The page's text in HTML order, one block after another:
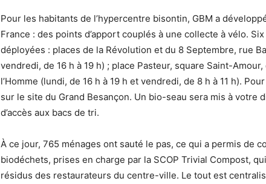
Pour les habitants de l’hypercentre bisontin, GBM a
France : des points d’apport couplés à une collecte à vélo.
déployées : places de la Révolution et du 8 Septembre, rue
vendredi, de 16 h à 19 h) ; place Pasteur, square Saint-
l’Homme (lundi, de 16 h à 19 h et vendredi, de 8 h à 11 h).
sur le site du Grand Besançon. Un bio-seau sera mis à votre
d’accès aux bacs de tri.
À ce jour, 765 ménages ont sauté le pas, ce qui a permis de
biodéchets, prises en charge par la SCOP Trivial Compost,
résidus des restaurateurs du centre-ville. Le tout est